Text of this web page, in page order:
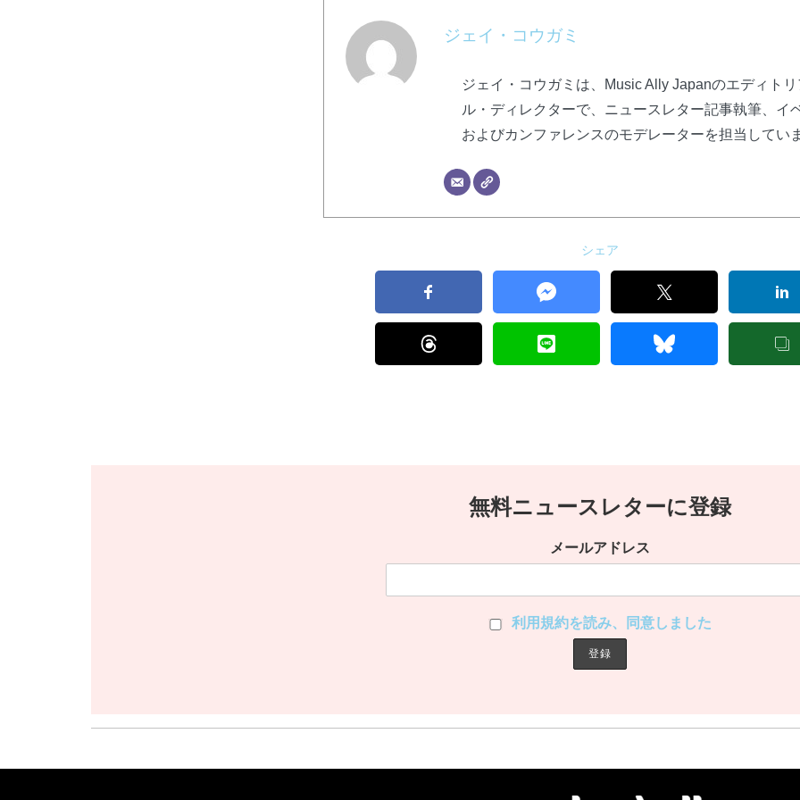
ジェイ・コウガミ
ジェイ・コウガミは、Music Ally Japanのエディトリ
ル・ディレクターで、ニュースレター記事執筆、イ
およびカンファレンスのモデレーターを担当してい
シェア
無料ニュースレターに登録
メールアドレス
利用規約を読み、同意しました